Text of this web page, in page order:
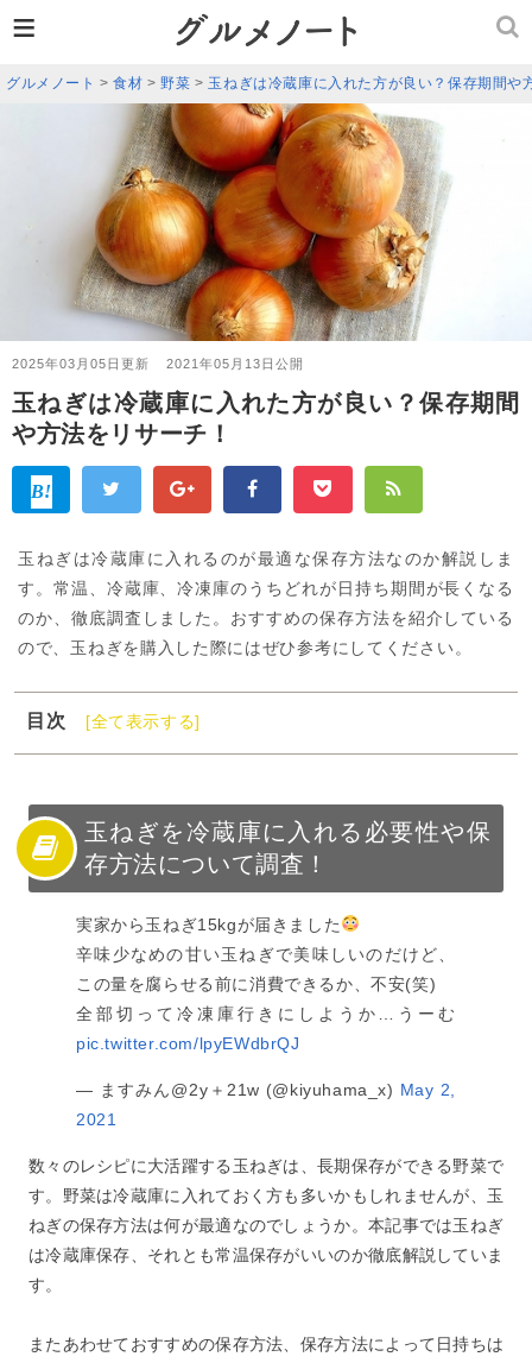
グルメノート >食材 >野菜 > 玉ねぎは冷蔵庫に入れた方が良い？保存期間や
2025年03月05日更新 2021年05月13日公開
玉ねぎは冷蔵庫に入れた方が良い？保存期間
や方法をリサーチ！
玉ねぎは冷蔵庫に入れるのが最適な保存方法なのか解説しま
す。常温、冷蔵庫、冷凍庫のうちどれが日持ち期間が長くなる
のか、徹底調査しました。おすすめの保存方法を紹介している
ので、玉ねぎを購入した際にはぜひ参考にしてください。
目次
[全て表示する]
1
玉ねぎを冷蔵庫に入れる必要性や保存方法について調
2
玉ねぎは冷蔵庫で保存した方が良い？
3
玉ねぎの保存方法と日持ちの目安【冷蔵庫に入れる場
玉ねぎの保存方法と日持ちの目安【冷蔵庫に入れない場
合】
新鮮な玉ねぎの選び方
冷蔵庫に入れた玉ねぎは早めに食べよう！
玉ねぎを冷蔵庫に入れる必要性や保
存方法について調査！
実家から玉ねぎ15kgが届きました
辛味少なめの甘い玉ねぎで美味しいのだけど、
この量を腐らせる前に消費できるか、不安(笑)
全部切って冷凍庫行きにしようか…うーむ
pic.twitter.com/lpyEWdbrQJ
— ますみん@2y＋21w (@kiyuhama_x) May 2,
2021
数々のレシピに大活躍する玉ねぎは、長期保存ができる野菜で
す。野菜は冷蔵庫に入れておく方も多いかもしれませんが、玉
ねぎの保存方法は何が最適なのでしょうか。本記事では玉ねぎ
は冷蔵庫保存、それとも常温保存がいいのか徹底解説していま
す。
またあわせておすすめの保存方法、保存方法によって日持ちは
≡